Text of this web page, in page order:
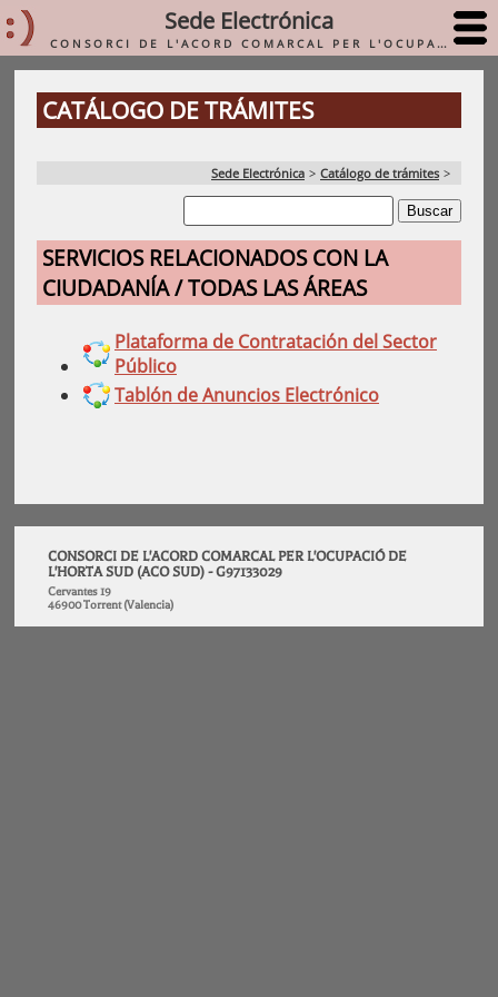
Sede Electrónica
CONSORCI DE L'ACORD COMARCAL PER L'OCUPACIÓ DE L'HORTA SUD (ACO SUD)
CATÁLOGO DE TRÁMITES
Sede Electrónica > Catálogo de trámites >
SERVICIOS RELACIONADOS CON LA
CIUDADANÍA / TODAS LAS ÁREAS
Plataforma de Contratación del Sector
Público
Tablón de Anuncios Electrónico
CONSORCI DE L'ACORD COMARCAL PER L'OCUPACIÓ DE
L'HORTA SUD (ACO SUD) - G97133029
Cervantes 19
46900 Torrent (Valencia)